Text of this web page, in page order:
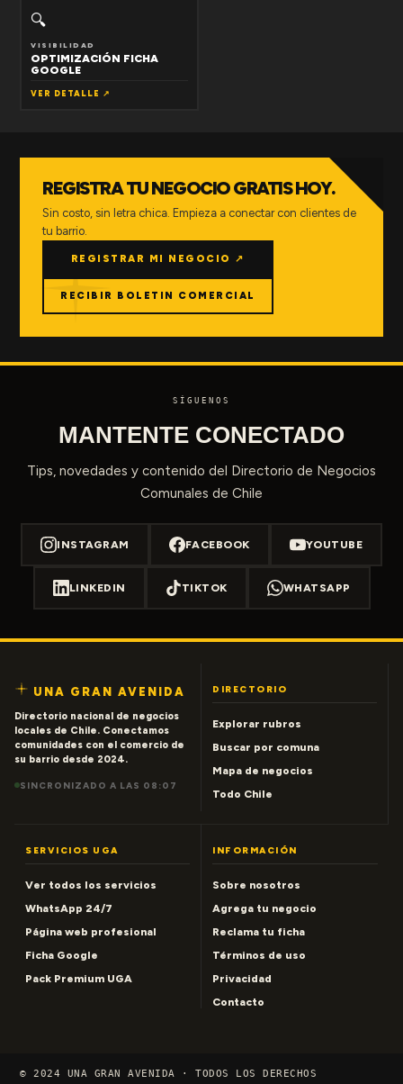
🔍
VISIBILIDAD
OPTIMIZACIÓN FICHA
GOOGLE
VER DETALLE ↗
REGISTRA TU NEGOCIO GRATIS HOY.
Sin costo, sin letra chica. Empieza a conectar con clientes de
tu barrio.
REGISTRAR MI NEGOCIO ↗
RECIBIR BOLETIN COMERCIAL
SÍGUENOS
MANTENTE CONECTADO
Tips, novedades y contenido del Directorio de Negocios
Comunales de Chile
INSTAGRAM FACEBOOK YOUTUBE
LINKEDIN TIKTOK WHATSAPP
UNA GRAN AVENIDA
Directorio nacional de negocios
locales de Chile. Conectamos
comunidades con el comercio de
su barrio desde 2024.
SINCRONIZADO A LAS 08:07
DIRECTORIO
Explorar rubros
Buscar por comuna
Mapa de negocios
Todo Chile
SERVICIOS UGA
Ver todos los servicios
WhatsApp 24/7
Página web profesional
Ficha Google
Pack Premium UGA
INFORMACIÓN
Sobre nosotros
Agrega tu negocio
Reclama tu ficha
Términos de uso
Privacidad
Contacto
© 2024 UNA GRAN AVENIDA · TODOS LOS DERECHOS